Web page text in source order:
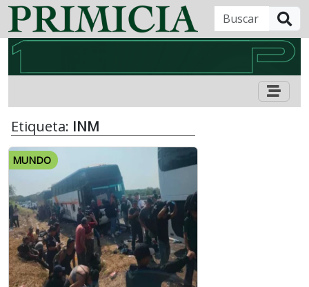
Etiqueta: INM
MUNDO